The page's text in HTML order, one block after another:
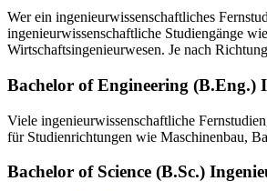
Wer ein ingenieurwissenschaftliches
ingenieurwissenschaftliche Studiengänge
Wirtschaftsingenieurwesen. Je nach
Bachelor of Engineering (B.Eng.)
Viele ingenieurwissenschaftliche
für Studienrichtungen wie Maschinenbau,
Bachelor of Science (B.Sc.)